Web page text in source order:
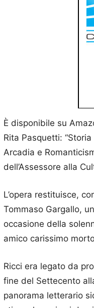
È disponibile su
Rita Pasquetti:
Arcadia e
dell’Assessore alla
L’opera restituisce,
Tommaso Gargallo,
occasione della
amico carissimo
Ricci era legato da
fine del Settecento
panorama letterario